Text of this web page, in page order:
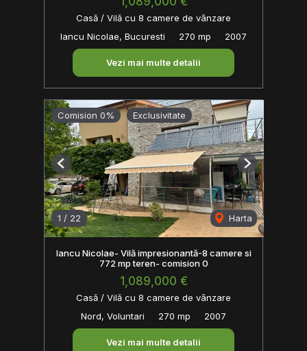
Casă / Vilă cu 8 camere de vânzare
Iancu Nicolae, Bucuresti
270 mp 2007
Vezi mai multe detalii
Comision 0% Exclusivitate
1 / 22 Harta
Previous Next
Iancu Nicolae- Vilă impresionantă-8 camere si
772 mp teren- comision 0
1,089,000 €
Casă / Vilă cu 8 camere de vânzare
Nord, Voluntari
270 mp 2007
Vezi mai multe detalii